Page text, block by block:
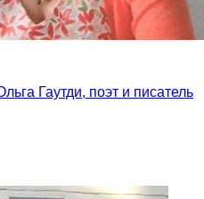
Гаутди, поэт и писатель